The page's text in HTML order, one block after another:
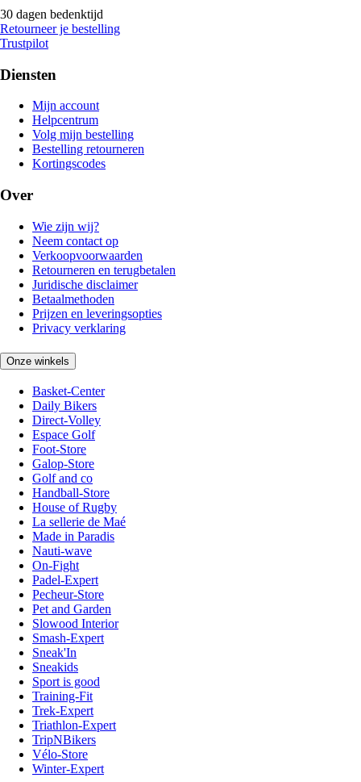
30 dagen bedenktijd
Retourneer je bestelling
Trustpilot
Diensten
Mijn account
Helpcentrum
Volg mijn bestelling
Bestelling retourneren
Kortingscodes
Over
Wie zijn wij?
Neem contact op
Verkoopvoorwaarden
Retourneren en terugbetalen
Juridische disclaimer
Betaalmethoden
Prijzen en leveringsopties
Privacy verklaring
Onze winkels
Basket-Center
Daily Bikers
Direct-Volley
Espace Golf
Foot-Store
Galop-Store
Golf and co
Handball-Store
House of Rugby
La sellerie de Maé
Made in Paradis
Nauti-wave
On-Fight
Padel-Expert
Pecheur-Store
Pet and Garden
Slowood Interior
Smash-Expert
Sneak'In
Sneakids
Sport is good
Training-Fit
Trek-Expert
Triathlon-Expert
TripNBikers
Vélo-Store
Winter-Expert